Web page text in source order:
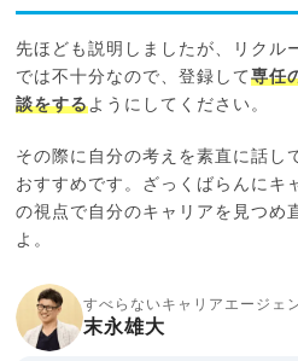
先ほども説明しましたが、リクル
では不十分なので、登録して 専任
談をするようにしてください。
その際に自分の考えを素直に話し
おすすめです。ざっくばらんにキ
の視点で自分のキャリアを見つめ
よ。
すべらないキャリアエージェ
末永雄大